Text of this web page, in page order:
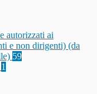
autorizzati ai
e non dirigenti) (da
59
1